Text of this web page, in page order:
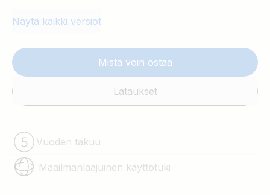
Näytä kaikki versiot
Mistä voin ostaa
Lataukset
Vuoden takuu
Maailmanlaajuinen käyttötuki